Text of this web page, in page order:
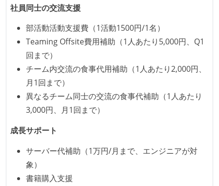
社員同士の交流支援
部活動活動支援費（1活動1500円/1名）
Teaming Offsite費用補助（1人あたり5,000円、Q1
回まで）
チーム内交流の食事代用補助（1人あたり2,000円、
月1回まで）
異なるチーム同士の交流の食事代補助（1人あたり
3,000円、月1回まで）
成長サポート
サーバー代補助（1万円/月まで、エンジニアが対
象）
書籍購入支援